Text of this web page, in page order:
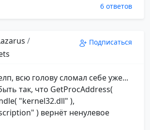
6 ответов
/
Подписаться
всю голову сломал себе уже...
так, что GetProcAddress(
"kernel32.dll" ),
) вернёт ненулевое